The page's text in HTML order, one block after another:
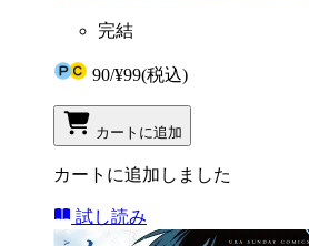
完結
90/¥99(税込)
カートに追加
カートに追加しました
試し読み